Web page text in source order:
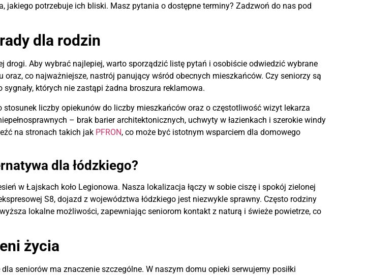
potrzebuje ich bliski. Masz pytania o dostępne terminy? Zadzwoń do nas pod
dla rodzin
Aby wybrać najlepiej, warto sporządzić listę pytań i osobiście odwiedzić wybrane
co najważniejsze, nastrój panujący wśród obecnych mieszkańców. Czy seniorzy są
których nie zastąpi żadna broszura reklamowa.
liczby opiekunów do liczby mieszkańców oraz o częstotliwość wizyt lekarza
– brak barier architektonicznych, uchwyty w łazienkach i szerokie windy
na stronach takich jak PFRON, co może być istotnym wsparciem dla domowego
dla łódzkiego?
w Łajskach koło Legionowa. Nasza lokalizacja łączy w sobie ciszę i spokój zielonej
S8, dojazd z województwa łódzkiego jest niezwykle sprawny. Często rodziny
lokalne możliwości, zapewniając seniorom kontakt z naturą i świeże powietrze, co
życia
seniorów ma znaczenie szczególne. W naszym domu opieki serwujemy posiłki